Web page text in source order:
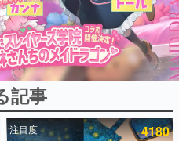
！ ページビュー数万以上！ などな
れた、電ファミ渾身の“殿堂入り”記
記事
注目度 4180